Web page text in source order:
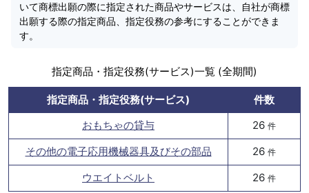
いて商標出願の際に指定された商品やサービスは、自社が商標
出願する際の指定商品、指定役務の参考にすることができま
す。
指定商品・指定役務(サービス)一覧 (全期間)
指定商品・指定役務(サービス)
件数
おもちゃの貸与
26 件
その他の電子応用機械器具及びその部品 26 件
ウエイトベルト 26 件